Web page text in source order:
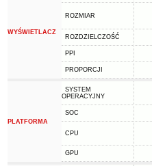
WYŚWIETLACZ
ROZMIAR
ROZDZIELCZOŚĆ
PPI
PROPORCJI
PLATFORMA
SYSTEM
OPERACYJNY
SOC
CPU
GPU